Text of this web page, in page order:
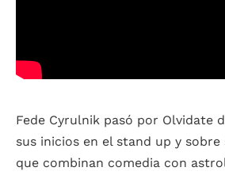
Fede Cyrulnik pasó por Olvidate
sus inicios en el stand up y sobre
que combinan comedia con